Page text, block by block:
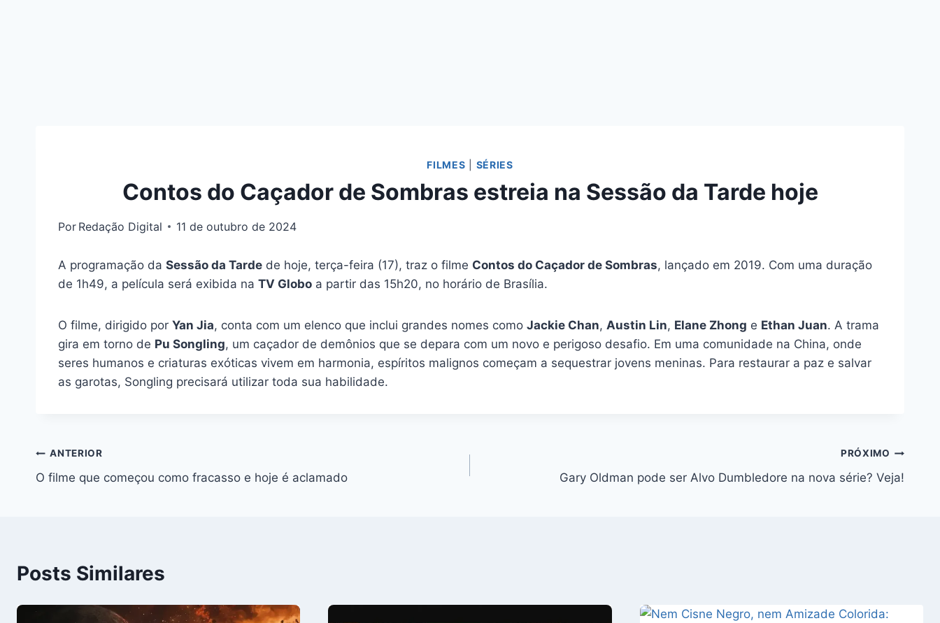
FILMES SÉRIES
Contos do Caçador de Sombras estreia na Sessão da Tarde hoje
Por Redação Digital 11 de outubro de 2024
A programação da Sessão da Tarde de hoje, terça-feira (17), traz o filme Contos do Caçador de Sombras, lançado em 2019. Com uma duração
de 1h49, a película será exibida na TV Globo a partir das 15h20, no horário de Brasília.
O filme, dirigido por Yan Jia, conta com um elenco que inclui grandes nomes como Jackie Chan, Austin Lin, Elane Zhong e Ethan Juan. A trama
gira em torno de Pu Songling, um caçador de demônios que se depara com um novo e perigoso desafio. Em uma comunidade na China, onde
seres humanos e criaturas exóticas vivem em harmonia, espíritos malignos começam a sequestrar jovens meninas. Para restaurar a paz e salvar
as garotas, Songling precisará utilizar toda sua habilidade.
Navegação
de
ANTERIOR
O filme que começou como fracasso e hoje é aclamado
PRÓXIMO
Gary Oldman pode ser Alvo Dumbledore na nova série? Veja!
Posts Similares